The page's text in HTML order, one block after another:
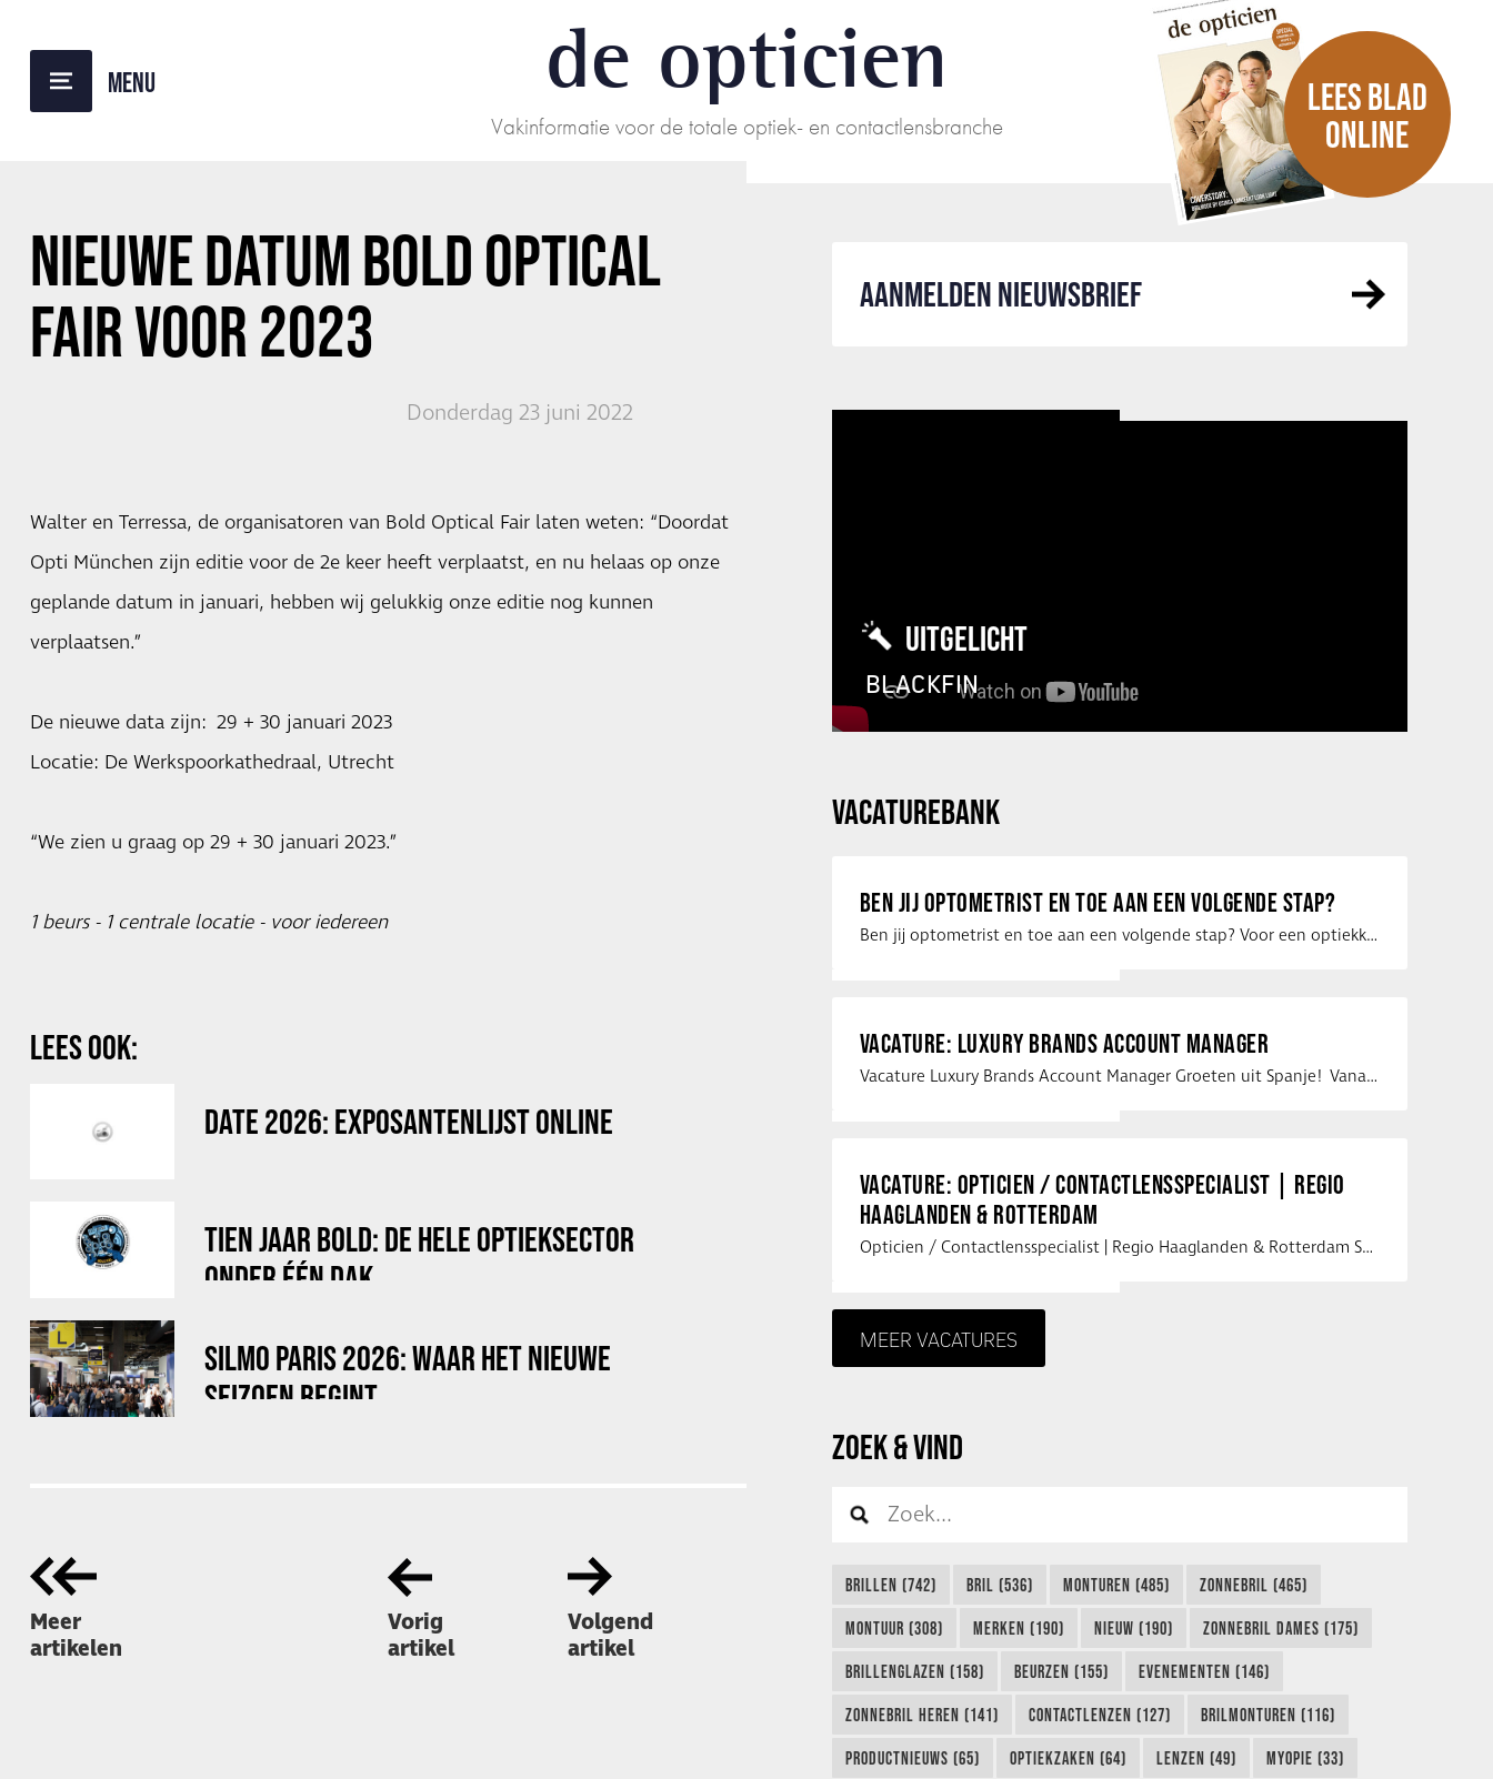
de opticien
Vakinformatie voor de totale optiek- en contactlensbranche
LEES BLAD
ONLINE
NIEUWE DATUM BOLD OPTICAL
FAIR VOOR 2023
Donderdag 23 juni 2022
Walter en Terressa, de organisatoren van Bold Optical Fair laten weten: “Doordat
Opti München zijn editie voor de 2e keer heeft verplaatst, en nu helaas op onze
geplande datum in januari, hebben wij gelukkig onze editie nog kunnen
verplaatsen.”
De nieuwe data zijn: 29 + 30 januari 2023
Locatie: De Werkspoorkathedraal, Utrecht
“We zien u graag op 29 + 30 januari 2023.”
1 beurs - 1 centrale locatie - voor iedereen
LEES OOK:
DATE 2026: EXPOSANTENLIJST ONLINE
TIEN JAAR BOLD: DE HELE OPTIEKSECTOR
ONDER ÉÉN DAK
SILMO PARIS 2026: WAAR HET NIEUWE
SEIZOEN BEGINT
Meer
artikelen
Vorig
artikel
Volgend
artikel
AANMELDEN NIEUWSBRIEF
UITGELICHT
BLACKFIN
VACATUREBANK
BEN JIJ OPTOMETRIST EN TOE AAN EEN VOLGENDE STAP?
Ben jij optometrist en toe aan een volgende stap? Voor een optiekketen is Eye …
VACATURE: LUXURY BRANDS ACCOUNT MANAGER
Vacature Luxury Brands Account Manager Groeten uit Spanje! Vanaf mijn …
VACATURE: OPTICIEN / CONTACTLENSSPECIALIST | REGIO
HAAGLANDEN & ROTTERDAM
Opticien / Contactlensspecialist | Regio Haaglanden & Rotterdam Saludos uit …
MEER VACATURES
ZOEK & VIND
BRILLEN (742) BRIL (536) MONTUREN (485) ZONNEBRIL (465)
MONTUUR (308) MERKEN (190) NIEUW (190) ZONNEBRIL DAMES (175)
BRILLENGLAZEN (158) BEURZEN (155) EVENEMENTEN (146)
ZONNEBRIL HEREN (141) CONTACTLENZEN (127) BRILMONTUREN (116)
PRODUCTNIEUWS (65) OPTIEKZAKEN (64) LENZEN (49) MYOPIE (33)